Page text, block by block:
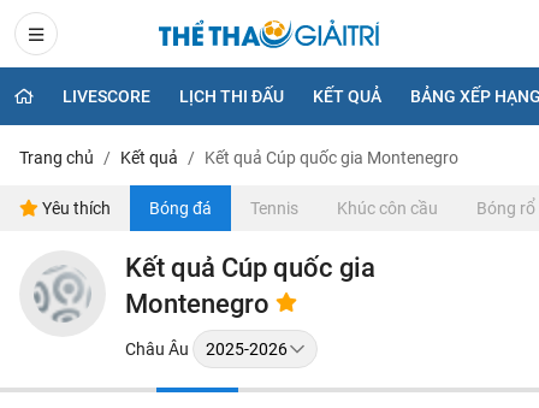
LIVESCORE LỊCH THI ĐẤU KẾT QUẢ BẢNG XẾP
Trang chủ Kết quả Kết quả Cúp quốc gia Montenegro
Yêu thích Bóng đá Tennis Khúc côn cầu Bóng rổ
Kết quả Cúp quốc gia
Montenegro
Châu Âu